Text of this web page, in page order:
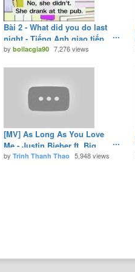
Bài 2 - What did you do last
night - Tiếng Anh giao tiếp
cơ bản - Tiếng Anh giao tiếp
byboilacgia90 7,276 views
[MV] As Long As You Love
Me - Justin Bieber ft. Big
Sean [Video Lyric Vietsub] -
byTrinh Thanh Thao 5,948 views